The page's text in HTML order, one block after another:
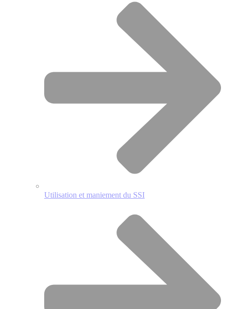
Utilisation et maniement du SSI